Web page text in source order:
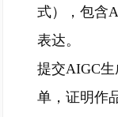
式），包含
表达。
提交AIGC
单，证明作